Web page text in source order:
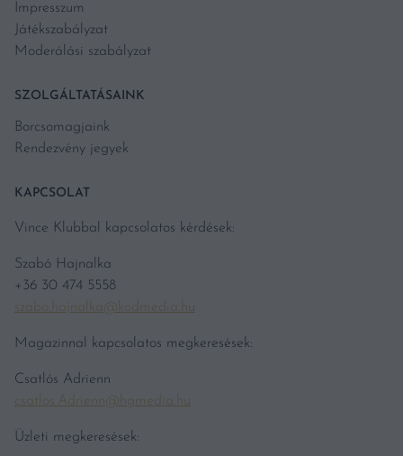
Impresszum
Játékszabályzat
Moderálási szabályzat
SZOLGÁLTATÁSAINK
Borcsomagjaink
Rendezvény jegyek
KAPCSOLAT
Vince Klubbal kapcsolatos kérdések:
Szabó Hajnalka
+36 30 474 5558
szabo.hajnalka@kodmedia.hu
Magazinnal kapcsolatos megkeresések:
Csatlós Adrienn
csatlos.Adrienn@hgmedia.hu
Üzleti megkeresések: